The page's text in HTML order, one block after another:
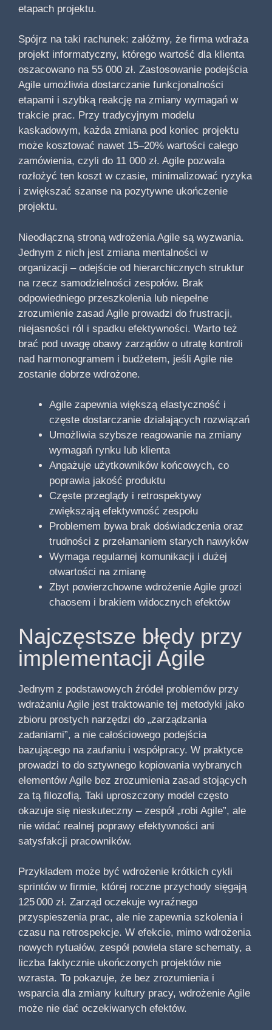
etapach projektu.
Spójrz na taki rachunek: załóżmy, że firma wdraża
projekt informatyczny, którego wartość dla klienta
oszacowano na 55 000 zł. Zastosowanie podejścia
Agile umożliwia dostarczanie funkcjonalności
etapami i szybką reakcję na zmiany wymagań w
trakcie prac. Przy tradycyjnym modelu
kaskadowym, każda zmiana pod koniec projektu
może kosztować nawet 15–20% wartości całego
zamówienia, czyli do 11 000 zł. Agile pozwala
rozłożyć ten koszt w czasie, minimalizować ryzyka
i zwiększać szanse na pozytywne ukończenie
projektu.
Nieodłączną stroną wdrożenia Agile są wyzwania.
Jednym z nich jest zmiana mentalności w
organizacji – odejście od hierarchicznych struktur
na rzecz samodzielności zespołów. Brak
odpowiedniego przeszkolenia lub niepełne
zrozumienie zasad Agile prowadzi do frustracji,
niejasności ról i spadku efektywności. Warto też
brać pod uwagę obawy zarządów o utratę kontroli
nad harmonogramem i budżetem, jeśli Agile nie
zostanie dobrze wdrożone.
Agile zapewnia większą elastyczność i
częste dostarczanie działających rozwiązań
Umożliwia szybsze reagowanie na zmiany
wymagań rynku lub klienta
Angażuje użytkowników końcowych, co
poprawia jakość produktu
Częste przeglądy i retrospektywy
zwiększają efektywność zespołu
Problemem bywa brak doświadczenia oraz
trudności z przełamaniem starych nawyków
Wymaga regularnej komunikacji i dużej
otwartości na zmianę
Zbyt powierzchowne wdrożenie Agile grozi
chaosem i brakiem widocznych efektów
Najczęstsze błędy przy
implementacji Agile
Jednym z podstawowych źródeł problemów przy
wdrażaniu Agile jest traktowanie tej metodyki jako
zbioru prostych narzędzi do „zarządzania
zadaniami”, a nie całościowego podejścia
bazującego na zaufaniu i współpracy. W praktyce
prowadzi to do sztywnego kopiowania wybranych
elementów Agile bez zrozumienia zasad stojących
za tą filozofią. Taki uproszczony model często
okazuje się nieskuteczny – zespół „robi Agile”, ale
nie widać realnej poprawy efektywności ani
satysfakcji pracowników.
Przykładem może być wdrożenie krótkich cykli
sprintów w firmie, której roczne przychody sięgają
125 000 zł. Zarząd oczekuje wyraźnego
przyspieszenia prac, ale nie zapewnia szkolenia i
czasu na retrospekcje. W efekcie, mimo wdrożenia
nowych rytuałów, zespół powiela stare schematy, a
liczba faktycznie ukończonych projektów nie
wzrasta. To pokazuje, że bez zrozumienia i
wsparcia dla zmiany kultury pracy, wdrożenie Agile
może nie dać oczekiwanych efektów.